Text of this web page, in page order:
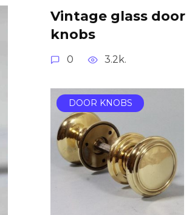
Vintage glass door
knobs
0 3.2k.
DOOR KNOBS